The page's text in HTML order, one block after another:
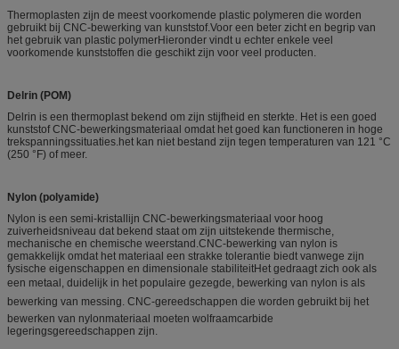
Thermoplasten zijn de meest voorkomende plastic polymeren die worden
gebruikt bij CNC-bewerking van kunststof.Voor een beter zicht en begrip van
het gebruik van plastic polymerHieronder vindt u echter enkele veel
voorkomende kunststoffen die geschikt zijn voor veel producten.
Delrin (POM)
Delrin is een thermoplast bekend om zijn stijfheid en sterkte. Het is een goed
kunststof CNC-bewerkingsmateriaal omdat het goed kan functioneren in hoge
trekspanningssituaties.het kan niet bestand zijn tegen temperaturen van 121 °C
(250 °F) of meer.
Nylon (polyamide)
Nylon is een semi-kristallijn CNC-bewerkingsmateriaal voor hoog
zuiverheidsniveau dat bekend staat om zijn uitstekende thermische,
mechanische en chemische weerstand.CNC-bewerking van nylon is
gemakkelijk omdat het materiaal een strakke tolerantie biedt vanwege zijn
fysische eigenschappen en dimensionale stabiliteitHet gedraagt zich ook als
een metaal, duidelijk in het populaire gezegde, bewerking van nylon is als
bewerking van messing. CNC-gereedschappen die worden gebruikt bij het
bewerken van nylonmateriaal moeten wolfraamcarbide
legeringsgereedschappen zijn.